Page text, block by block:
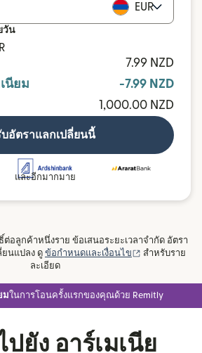
EUR
วัน
7.99 NZD
นียม
-7.99 NZD
1,000.00 NZD
บอัตราแลกเปลี่ยนนี้
และอีกมากมาย
อลูกค้าหนึ่งราย ข้อเสนอระยะเวลาจำกัด อัตรา
ยนแปลง ดู ข้อกำหนดและเงื่อนไข (เปิดในหน้าต่า
สำหรับราย
ละเอียด
มในการโอนครั้งแรกของคุณด้วย Remitly
ปยัง อาร์เมเนีย